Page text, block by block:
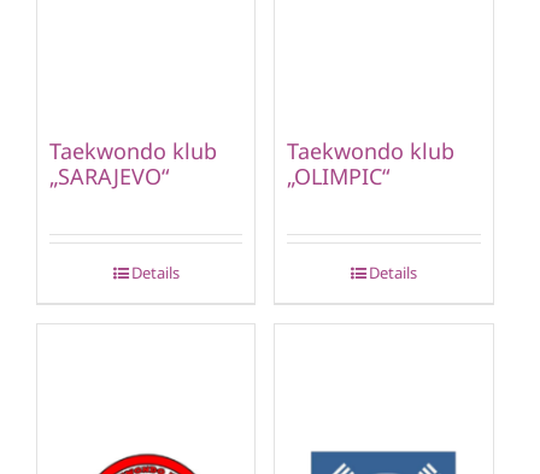
Taekwondo klub
„SARAJEVO“
Details
Taekwondo klub
„OLIMPIC“
Details